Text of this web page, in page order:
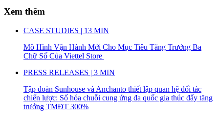
Xem thêm
CASE STUDIES | 13 MIN
Mô Hình Vận Hành Mới Cho Mục Tiêu Tăng Trưởng Ba
Chữ Số Của Viettel Store
PRESS RELEASES | 3 MIN
Tập đoàn Sunhouse và Anchanto thiết lập quan hệ đối tác
chiến lược: Số hóa chuỗi cung ứng đa quốc gia thúc đẩy tăng
trưởng TMĐT 300%